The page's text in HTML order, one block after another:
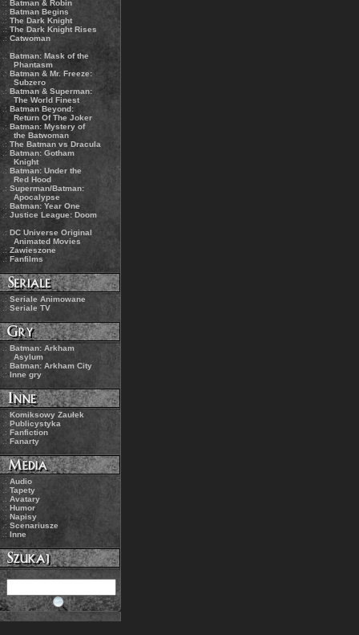
.: Batman & Robin
.: Batman Begins
.: The Dark Knight
.: The Dark Knight Rises
.: Catwoman
.:Batman: Mask of the
Phantasm
.: Batman & Mr. Freeze:
Subzero
.: Batman & Superman:
The World Finest
.: Batman Beyond:
Return Of The Joker
.: Batman: Mystery of
the Batwoman
.: The Batman vs Dracula
.: Batman: Gotham
Knight
.: Batman: Under the
Red Hood
.: Superman/Batman:
Apocalypse
.: Batman: Year One
.: Justice League: Doom
.: DC Universe Original
Animated Movies
.: Zawieszone
.: Fanfilms
.: Seriale Animowane
.: Seriale TV
.: Batman: Arkham
Asylum
.: Batman: Arkham City
.:Inne gry
.: Komiksowy Zaułek
.: Publicystyka
.: Fanfiction
.:Fanarty
.: Audio
.: Tapety
.: Avatary
.:Humor
.: Napisy
.: Scenariusze
.: Inne